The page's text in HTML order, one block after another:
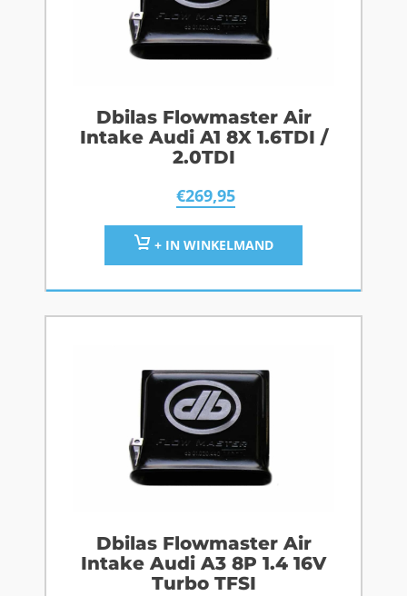
Dbilas Flowmaster Air
Intake Audi A1 8X 1.6TDI /
2.0TDI
€269,95
+ IN WINKELMAND
Dbilas Flowmaster Air
Intake Audi A3 8P 1.4 16V
Turbo TFSI